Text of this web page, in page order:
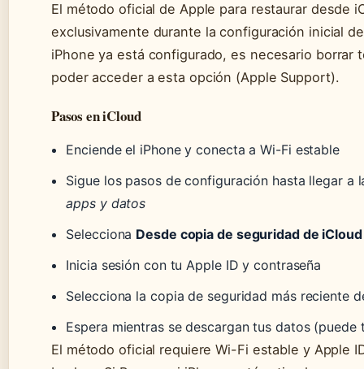
El método oficial de Apple para restaurar desde
exclusivamente durante la configuración inicial
iPhone ya está configurado, es necesario borrar
poder acceder a esta opción (Apple Support).
Pasos en iCloud
Enciende el iPhone y conecta a Wi-Fi estable
Sigue los pasos de configuración hasta llegar a
apps y datos
Selecciona Desde copia de seguridad de iCloud
Inicia sesión con tu Apple ID y contraseña
Selecciona la copia de seguridad más reciente
Espera mientras se descargan tus datos (puede
El método oficial requiere Wi-Fi estable y Apple